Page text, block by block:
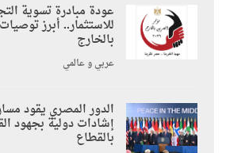
عودة مبادرة تسوية
للاستثمار.. أبرز
بالخارج
عربي و عالمي
الدور المصري يقود
إشادات دولية بجهود
بالقطاع